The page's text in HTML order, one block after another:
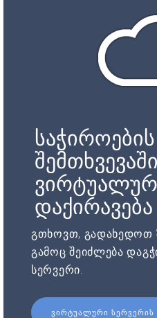
საჭიროების
დაქირავება
გთხოვთ, გადახედოთ
გამოც შეიძლება
სერვერი.
ᲕᲘᲠᲢᲣᲐᲚᲣᲠᲘ ᲡᲔᲠᲕᲔᲠᲘᲡ